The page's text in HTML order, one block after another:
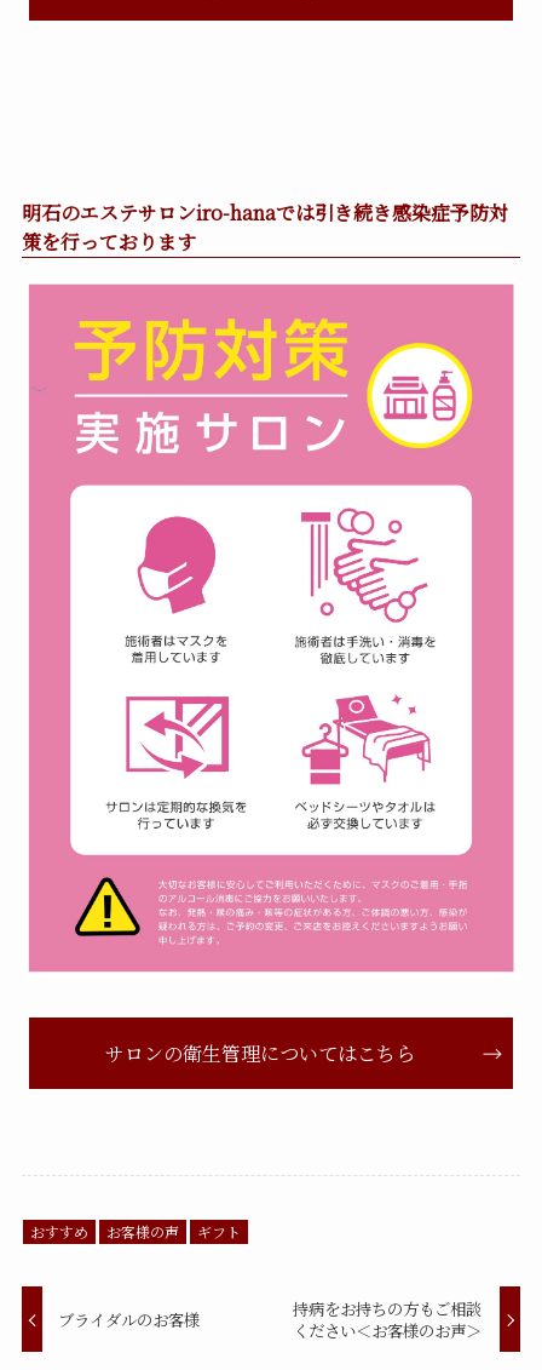
明石のエステサロンiro-hanaでは引き続き感染症予防対
策を行っております
サロンの衛生管理についてはこちら
おすすめ お客様の声 ギフト
ブライダルのお客様
持病をお持ちの方もご相談
ください＜お客様のお声＞